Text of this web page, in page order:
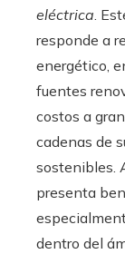
eléctrica.
responde a
energético,
fuentes
costos a
cadenas de
sostenibles.
presenta
dentro del